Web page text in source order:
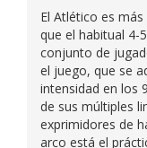
El Atlético es
que el habitual 4-
conjunto de
el juego, que se
intensidad en los
de sus múltiples
exprimidores de
arco está el